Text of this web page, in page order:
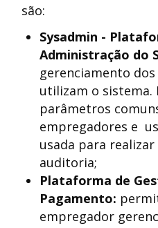
são:
Sysadmin -
Administração do
gerenciamento
utilizam o sistema.
parâmetros
empregadores e
usada para
auditoria;
Plataforma de
Pagamento:
empregador